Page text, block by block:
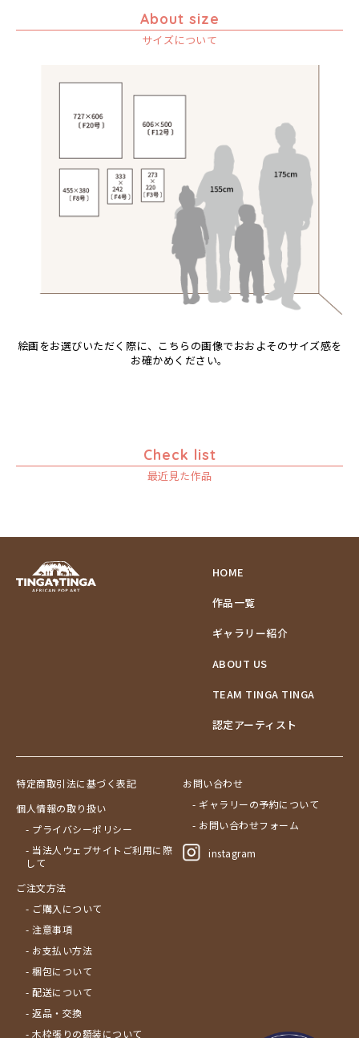
About size
サイズについて
絵画をお選びいただく際に、こちらの画像でおおよそのサイズ感を
お確かめください。
Check list
最近見た作品
HOME
作品一覧
ギャラリー紹介
ABOUT US
TEAM TINGA TINGA
認定アーティスト
特定商取引法に基づく表記
個人情報の取り扱い
- プライバシーポリシー
- 当法人ウェブサイトご利用に際
して
ご注文方法
- ご購入について
- 注意事項
- お支払い方法
- 梱包について
- 配送について
- 返品・交換
- 木枠張りの額装について
お問い合わせ
- ギャラリーの予約について
- お問い合わせフォーム
instagram